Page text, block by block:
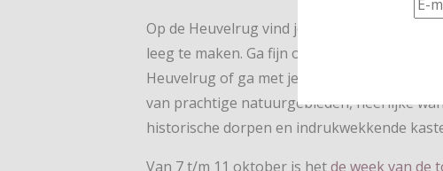
Op de Heuvelrug vind je talloze
leeg te maken. Ga fijn op pad met een gids
Heuvelrug of ga met je (klein)kinderen op
van prachtige natuurgebieden, heerlijke
historische dorpen en indrukwekkende
Van 7 t/m 11 oktober is hetde week van de